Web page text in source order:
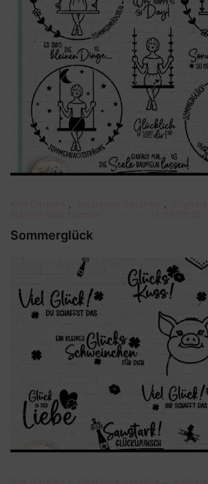
, ,
Sommerglück
, ,